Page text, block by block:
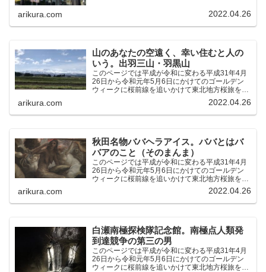
のです。（結論）「桜前線なんてものはテレビの
arikura.com 2022.04.26
山のあなたの空遠く、幸い住むと人の
いう。出羽三山・羽黒山
このページでは平成が令和に変わる平成31年4月
26日から令和元年5月6日にかけてのゴールデン
ウィークに桜前線を追いかけて東北地方桜旅を車
中泊大遠征10泊11日した時の記録をまとめたも
のです。（結論）「桜前線なんてものはテレビの
中にしか存在し...
arikura.com 2022.04.26
秋田名物ババヘラアイス。ババとはバ
バアのこと（そのまんま）
このページでは平成が令和に変わる平成31年4月
26日から令和元年5月6日にかけてのゴールデン
ウィークに桜前線を追いかけて東北地方桜旅を車
中泊大遠征10泊11日した時の記録をまとめたも
のです。（結論）「桜前線なんてものはテレビの
中にしか存在し...
arikura.com 2022.04.26
白瀬南極探検隊記念館。南極点人類発
到達競争の第三の男
このページでは平成が令和に変わる平成31年4月
26日から令和元年5月6日にかけてのゴールデン
ウィークに桜前線を追いかけて東北地方桜旅を車